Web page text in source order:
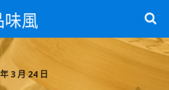
味風
3 月 24 日